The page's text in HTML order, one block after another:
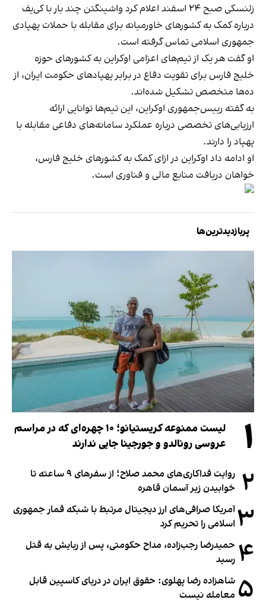
زلنسکی صبح ۲۴ اسفند اعلام کرد واشینگتن چند بار با کی‌یف
درباره کمک به کشورهای خاورمیانه برای مقابله با حملات پهپادی
جمهوری اسلامی تماس گرفته است.
او گفت هر یک از تیم‌های اعزامی اوکراین به کشورهای حوزه
خلیج فارس برای تقویت دفاع در برابر پهپادهای حکومت ایران، از
ده‌ها متخصص تشکیل شده‌اند.
به گفته رییس‌جمهوری اوکراین، این تیم‌ها توانایی ارائه
ارزیابی‌های تخصصی درباره عملکرد سامانه‌های دفاعی مقابله با
پهپاد را دارند.
او ادامه داد اوکراین در ازای کمک به کشورهای خلیج فارس،
خواهان دریافت منابع مالی و فناوری است.
پربازدیدترین‌ها
۱
لیست ممنوعه کریستیانو؛ ۱۰ چهره‌ای که در مراسم
عروسی رونالدو و جورجینا جایی ندارند
۲
روایت فداکاری‌های محمد صلاح؛ از سفرهای ۹ ساعته تا
خوابیدن زیر آسمان قاهره
۳آمریکا صرافی‌های ارز دیجیتال مرتبط با شبکه قمار جمهوری
اسلامی را تحریم کرد
۴ حمیدرضا رجب‌زاده، مداح حکومتی، پس از ربایش به قتل
رسید
۵ شاهزاده رضا پهلوی: حقوق ایران در دریای کاسپین قابل
معامله نیست